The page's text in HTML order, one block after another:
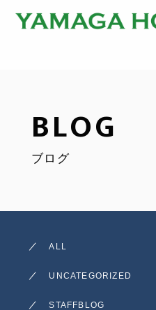
BLOG
ブログ
ALL
UNCATEGORIZED
STAFFBLOG